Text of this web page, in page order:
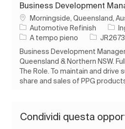
Business Development
Ubicazione
Morningside, Queensland,
Automotive Refinish
Tipo di lavoro
A tempo pieno ID
Business Development
Queensland & Northern NSW.
The Role. To maintain and drive
share and sales of PPG
Condividi questa